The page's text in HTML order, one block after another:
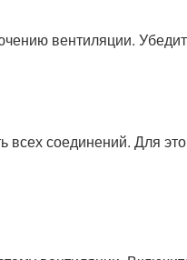
вентиляции.
соединений. Для